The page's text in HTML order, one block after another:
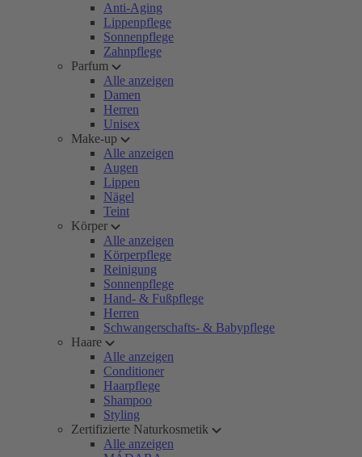
Anti-Aging
Lippenpflege
Sonnenpflege
Zahnpflege
Parfum
Alle anzeigen
Damen
Herren
Unisex
Make-up
Alle anzeigen
Augen
Lippen
Nägel
Teint
Körper
Alle anzeigen
Körperpflege
Reinigung
Sonnenpflege
Hand- & Fußpflege
Herren
Schwangerschafts- & Babypflege
Haare
Alle anzeigen
Conditioner
Haarpflege
Shampoo
Styling
Zertifizierte Naturkosmetik
Alle anzeigen